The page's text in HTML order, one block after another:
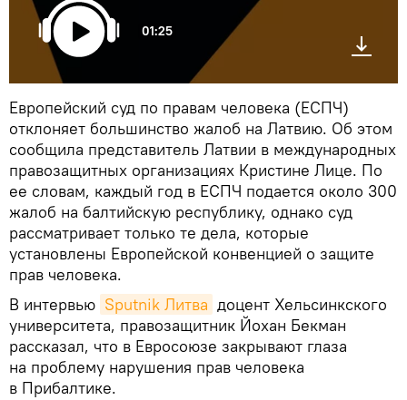
01:25
Европейский суд по правам человека (ЕСПЧ)
отклоняет большинство жалоб на Латвию. Об этом
сообщила представитель Латвии в международных
правозащитных организациях Кристине Лице. По
ее словам, каждый год в ЕСПЧ подается около 300
жалоб на балтийскую республику, однако суд
рассматривает только те дела, которые
установлены Европейской конвенцией о защите
прав человека.
В интервью Sputnik Литва доцент Хельсинкского
университета, правозащитник Йохан Бекман
рассказал, что в Евросоюзе закрывают глаза
на проблему нарушения прав человека
в Прибалтике.